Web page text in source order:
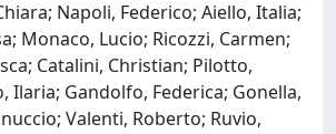
Napoli, Federico; Aiello, Italia;
Monaco, Lucio; Ricozzi, Carmen;
Catalini, Christian; Pilotto,
Ilaria; Gandolfo, Federica; Gonella,
Valenti, Roberto; Ruvio,